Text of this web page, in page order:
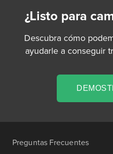
¿Listo para
Descubra cómo
ayudarle a conseguir
Preguntas Frecuentes